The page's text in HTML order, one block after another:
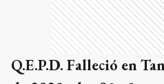
Q.E.P.D. Falleció en